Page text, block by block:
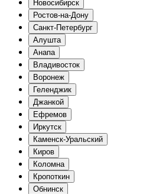
Новосибирск
Ростов-на-Дону
Санкт-Петербург
Алушта
Анапа
Владивосток
Воронеж
Геленджик
Джанкой
Ефремов
Иркутск
Каменск-Уральский
Киров
Коломна
Кропоткин
Обнинск